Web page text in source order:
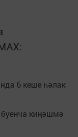
6 кеше һәлак
киңәшмә